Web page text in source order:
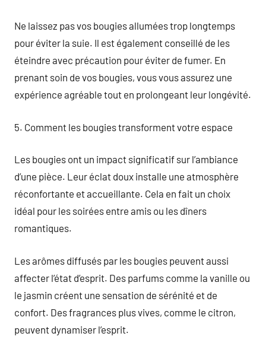
Ne laissez pas vos bougies allumées trop longtemps
pour éviter la suie. Il est également conseillé de les
éteindre avec précaution pour éviter de fumer. En
prenant soin de vos bougies, vous vous assurez une
expérience agréable tout en prolongeant leur longévité.
5. Comment les bougies transforment votre espace
Les bougies ont un impact significatif sur l’ambiance
d’une pièce. Leur éclat doux installe une atmosphère
réconfortante et accueillante. Cela en fait un choix
idéal pour les soirées entre amis ou les dîners
romantiques.
Les arômes diffusés par les bougies peuvent aussi
affecter l’état d’esprit. Des parfums comme la vanille ou
le jasmin créent une sensation de sérénité et de
confort. Des fragrances plus vives, comme le citron,
peuvent dynamiser l’esprit.